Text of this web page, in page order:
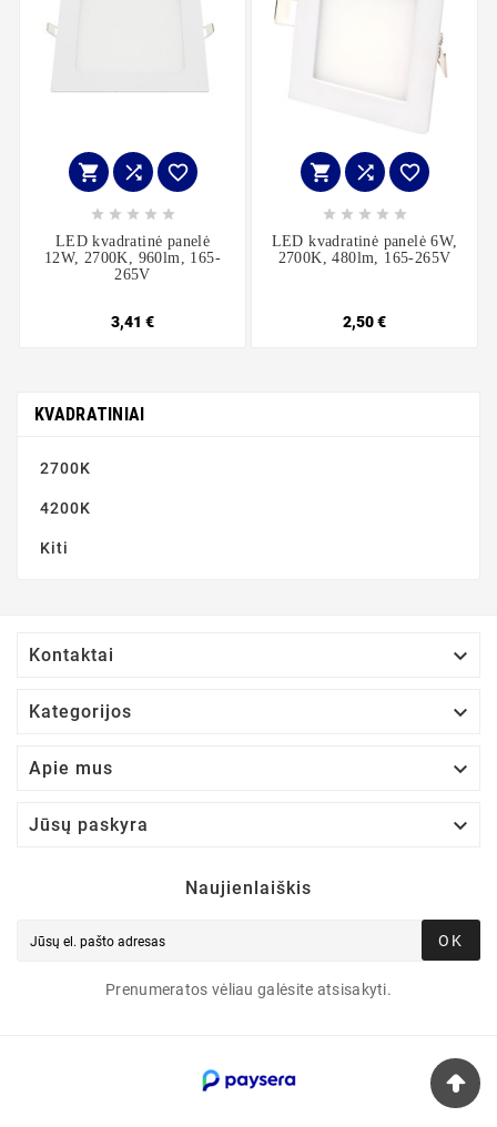
  
    
LED kvadratinė panelė
12W, 2700K, 960lm, 165-
265V
3,41 €
  
    
LED kvadratinė panelė 6W,
2700K, 480lm, 165-265V
2,50 €
KVADRATINIAI
2700K
4200K
Kiti
Kontaktai 
Kategorijos 
Apie mus 
Jūsų paskyra 
Naujienlaiškis
OK
Prenumeratos vėliau galėsite atsisakyti.